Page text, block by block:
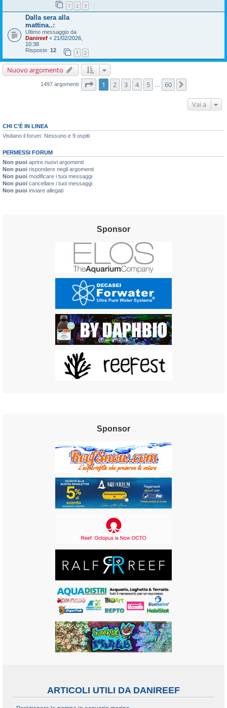
1 2 3
Dalla sera alla
mattina..:
Ultimo messaggio da
Danireef « 21/02/2026,
10:38
Risposte: 12 1 2
Nuovo argomento
1497 argomenti Pagina1 di
1 2 3 4 5 60
Vai a
CHI C’È IN LINEA
Visitano il forum: Nessuno e 9 ospiti
PERMESSI FORUM
Non puoi aprire nuovi argomenti
Non puoi rispondere negli argomenti
Non puoi modificare i tuoi messaggi
Non puoi cancellare i tuoi messaggi
Non puoi inviare allegati
Sponsor
Sponsor
ARTICOLI UTILI DA DANIREEF